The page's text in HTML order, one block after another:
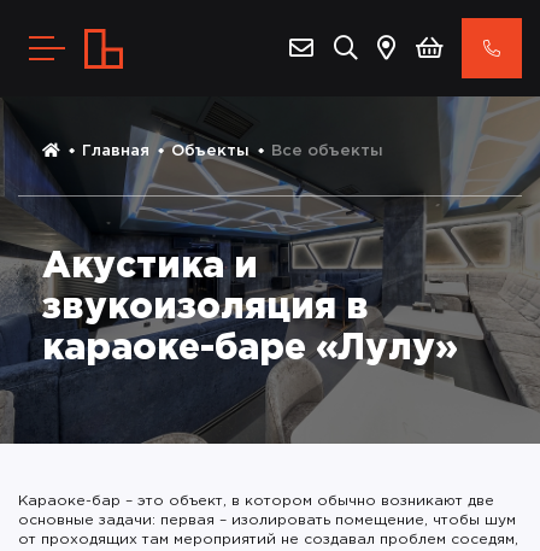
Главная Объекты Все объекты
Акустика и
звукоизоляция в
караоке-баре «Лулу»
Караоке-бар – это объект, в котором обычно возникают две
основные задачи: первая – изолировать помещение, чтобы шум
от проходящих там мероприятий не создавал проблем соседям,